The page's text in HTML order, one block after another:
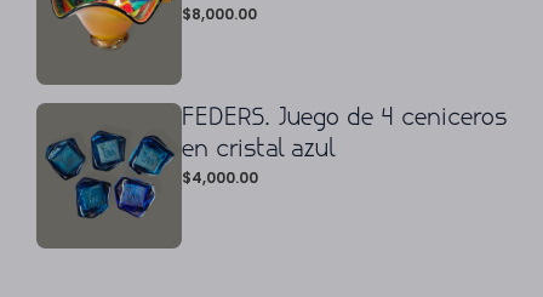
$8,000.00
FEDERS. Juego de 4 ceniceros
en cristal azul
$4,000.00